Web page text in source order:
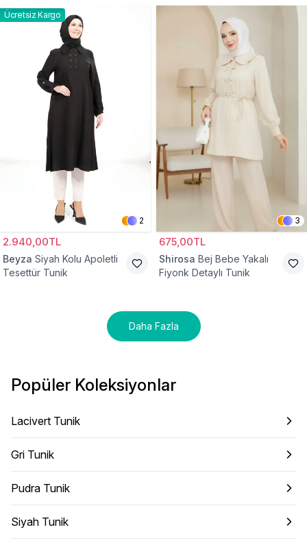
Ücretsiz Kargo
2
2.940,00TL
Beyza Siyah Kolu Apoletli
Tesettür Tunik
3
675,00TL
Shirosa Bej Bebe Yakalı
Fiyonk Detaylı Tunik
Daha Fazla
Popüler Koleksiyonlar
Lacivert Tunik
Gri Tunik
Pudra Tunik
Siyah Tunik